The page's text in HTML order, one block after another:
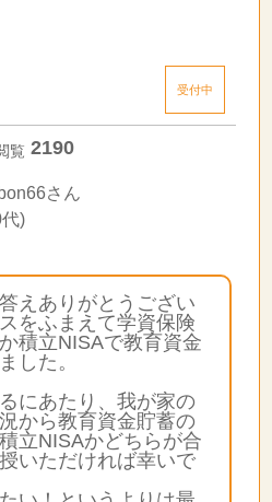
受付中
覧 2190
さん
)
えありがとうござい
をふまえて学資保険
積立NISAで教育資金
した。
にあたり、我が家の
から教育資金貯蓄の
立NISAかどちらが合
いただければ幸いで